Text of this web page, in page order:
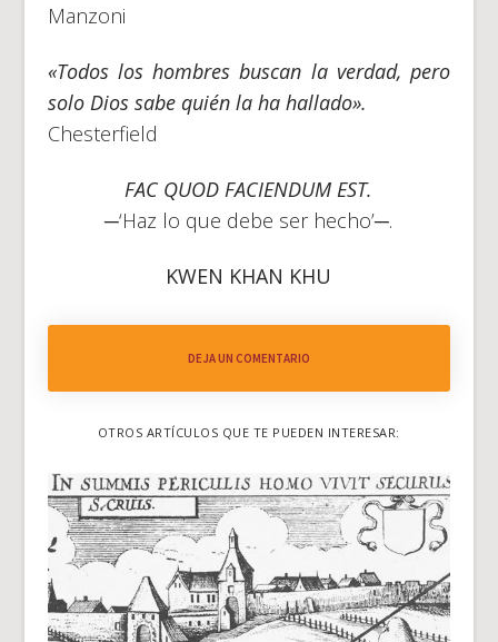
Manzoni
«Todos los hombres buscan la verdad, pero
solo Dios sabe quién la ha hallado».
Chesterfield
FAC QUOD FACIENDUM EST.
─‘Haz lo que debe ser hecho’─.
KWEN KHAN KHU
DEJA UN COMENTARIO
OTROS ARTÍCULOS QUE TE PUEDEN INTERESAR: